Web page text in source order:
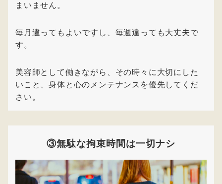
まいません。
毎月違ってもよいですし、毎週違っても大丈夫で
す。
美容師として働きながら、その時々に大切にした
いこと、身体と心のメンテナンスを優先してくだ
さい。
③無駄な拘束時間は一切ナシ